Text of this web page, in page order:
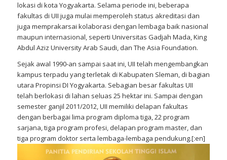
lokasi di kota Yogyakarta. Selama periode ini, beberapa
fakultas di UII juga mulai memperoleh status akreditasi dan
juga memprakarsai kolaborasi dengan lembaga baik nasional
maupun internasional, seperti Universitas Gadjah Mada, King
Abdul Aziz University Arab Saudi, dan The Asia Foundation.
Sejak awal 1990-an sampai saat ini, UII telah mengembangkan
kampus terpadu yang terletak di Kabupaten Sleman, di bagian
utara Propinsi DI Yogyakarta. Sebagian besar fakultas UII
telah berlokasi di lahan seluas 25 hektar ini. Sampai dengan
semester ganjil 2011/2012, UII memiliki delapan fakultas
dengan berbagai lima program diploma tiga, 22 program
sarjana, tiga program profesi, delapan program master, dan
tiga program doktor serta lembaga-lembaga pendukung.[:en]